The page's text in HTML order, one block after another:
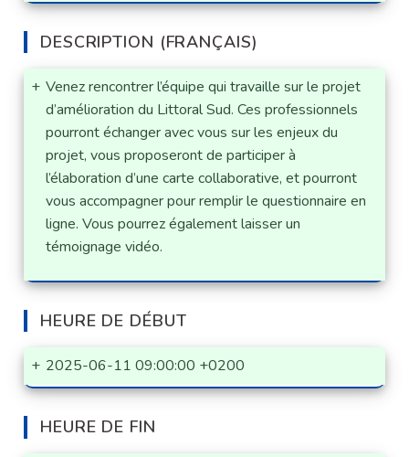
DESCRIPTION (FRANÇAIS)
+ Venez rencontrer l’équipe qui travaille sur le projet
d’amélioration du Littoral Sud. Ces professionnels
pourront échanger avec vous sur les enjeux du
projet, vous proposeront de participer à
l’élaboration d’une carte collaborative, et pourront
vous accompagner pour remplir le questionnaire en
ligne. Vous pourrez également laisser un
témoignage vidéo.
HEURE DE DÉBUT
+ 2025-06-11 09:00:00 +0200
HEURE DE FIN